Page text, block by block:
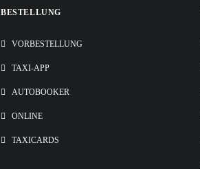
BESTELLUNG
VORBESTELLUNG
TAXI-APP
AUTOBOOKER
ONLINE
TAXICARDS